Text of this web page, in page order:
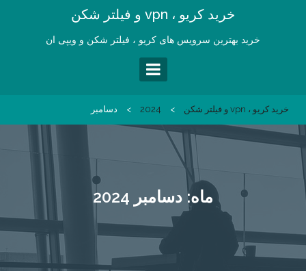
خرید کریو ، vpn و فیلتر شکن
خرید بهترین سرویس های کریو ، فیلتر شکن و ویپی ان
خرید کریو ، vpn و فیلتر شکن >
2024
> دسامبر
ماه: دسامبر 2024